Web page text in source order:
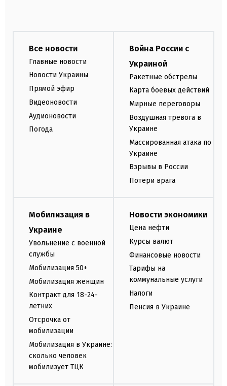
Все новости
Главные новости
Новости Украины
Прямой эфир
Видеоновости
Аудионовости
Погода
Война России с
Украиной
Ракетные обстрелы
Карта боевых действий
Мирные переговоры
Воздушная тревога в
Украине
Массированная атака по
Украине
Взрывы в России
Потери врага
Мобилизация в
Украине
Увольнение с военной
службы
Мобилизация 50+
Мобилизация женщин
Контракт для 18-24-
летних
Отсрочка от
мобилизации
Мобилизация в Украине:
сколько человек
мобилизует ТЦК
Новости экономики
Цена нефти
Курсы валют
Финансовые новости
Тарифы на
коммунальные услуги
Налоги
Пенсия в Украине